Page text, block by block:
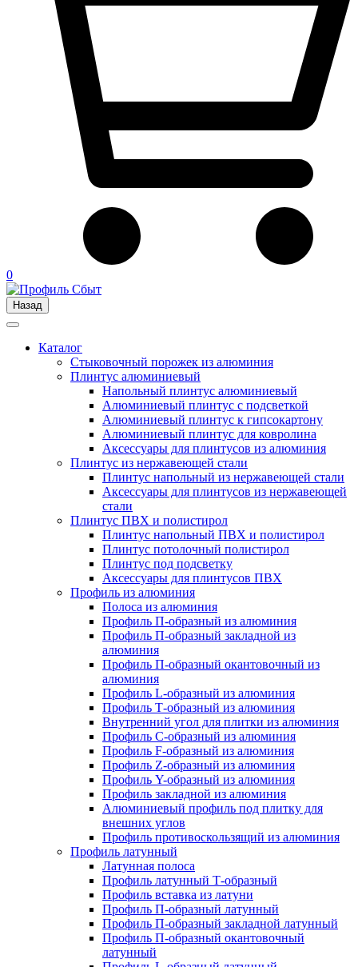
0
Назад
Каталог
Стыковочный порожек из алюминия
Плинтус алюминиевый
Напольный плинтус алюминиевый
Алюминиевый плинтус с подсветкой
Алюминиевый плинтус к гипсокартону
Алюминиевый плинтус для ковролина
Аксессуары для плинтусов из алюминия
Плинтус из нержавеющей стали
Плинтус напольный из нержавеющей стали
Аксессуары для плинтусов из нержавеющей
стали
Плинтус ПВХ и полистирол
Плинтус напольный ПВХ и полистирол
Плинтус потолочный полистирол
Плинтус под подсветку
Аксессуары для плинтусов ПВХ
Профиль из алюминия
Полоса из алюминия
Профиль П-образный из алюминия
Профиль П-образный закладной из
алюминия
Профиль П-образный окантовочный из
алюминия
Профиль L-образный из алюминия
Профиль Т-образный из алюминия
Внутренний угол для плитки из алюминия
Профиль C-образный из алюминия
Профиль F-образный из алюминия
Профиль Z-образный из алюминия
Профиль Y-образный из алюминия
Профиль закладной из алюминия
Алюминиевый профиль под плитку для
внешних углов
Профиль противоскользящий из алюминия
Профиль латунный
Латунная полоса
Профиль латунный Т-образный
Профиль вставка из латуни
Профиль П-образный латунный
Профиль П-образный закладной латунный
Профиль П-образный окантовочный
латунный